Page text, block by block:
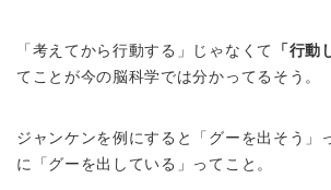
「考えてから行動する」じゃなくて 「行動
てことが今の脳科学では分かってるそう。
ジャンケンを例にすると「グーを出そう」
に「グーを出している」ってこと。